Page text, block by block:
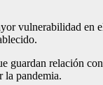
vulnerabilidad
relación
la pandemia.